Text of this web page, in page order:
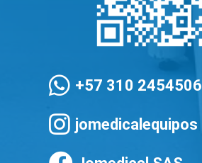
 +57 310 2454506
 jomedicalequipos